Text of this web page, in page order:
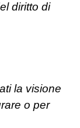
diritto di
la visione
o per